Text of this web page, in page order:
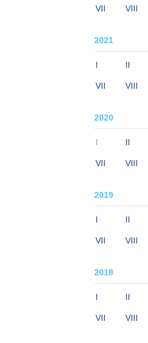
VII VIII
2021
I II
VII VIII
2020
I II
VII VIII
2019
I II
VII VIII
2018
I II
VII VIII